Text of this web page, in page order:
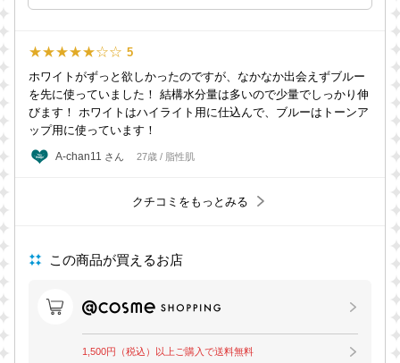
★★★★★☆☆ 5
ホワイトがずっと欲しかったのですが、なかなか出会えずブルー
を先に使っていました！ 結構水分量は多いので少量でしっかり伸
びます！ ホワイトはハイライト用に仕込んで、ブルーはトーンア
ップ用に使っています！
A-chan11 さん 27歳 / 脂性肌
クチコミをもっとみる
この商品が買えるお店
1,500円（税込）以上ご購入で送料無料